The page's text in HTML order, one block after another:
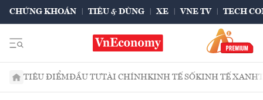
CHỨNG KHOÁN TIÊU & DÙNG XE VNE TV TECH
TIÊU ĐIỂMĐẦU TƯTÀI CHÍNHKINH TẾ SỐKINH TẾ XANH